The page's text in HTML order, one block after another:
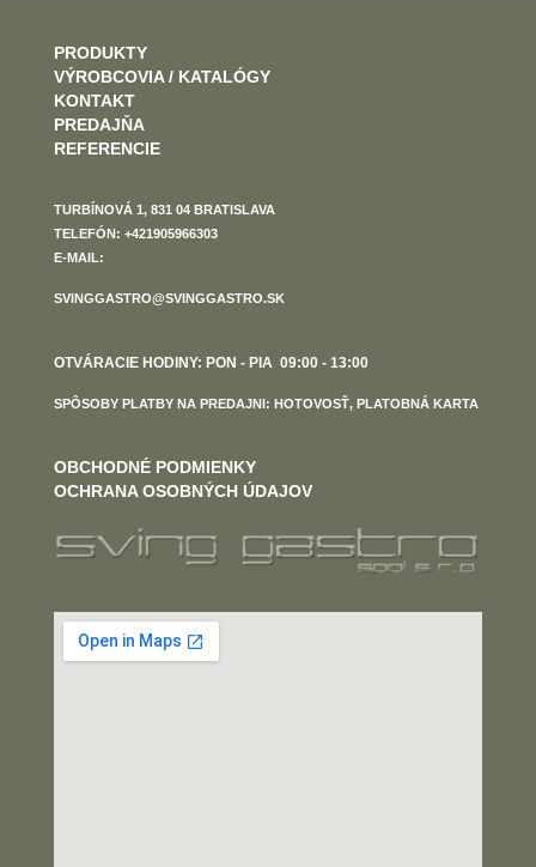
PRODUKTY
VÝROBCOVIA / KATALÓGY
KONTAKT
PREDAJŇA
REFERENCIE
TURBÍNOVÁ 1, 831 04 BRATISLAVA
TELEFÓN: +421905966303
E-MAIL:
SVINGGASTRO@SVINGGASTRO.SK
OTVÁRACIE HODINY: PON - PIA 09:00 - 13:00
SPÔSOBY PLATBY NA PREDAJNI: HOTOVOSŤ, PLATOBNÁ KARTA
OBCHODNÉ PODMIENKY
OCHRANA OSOBNÝCH ÚDAJOV